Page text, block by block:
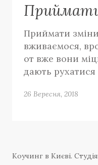
Приймати
вживаємося,
от вже вони
дають
26 Вересня, 2018
Коучинг в Києві.